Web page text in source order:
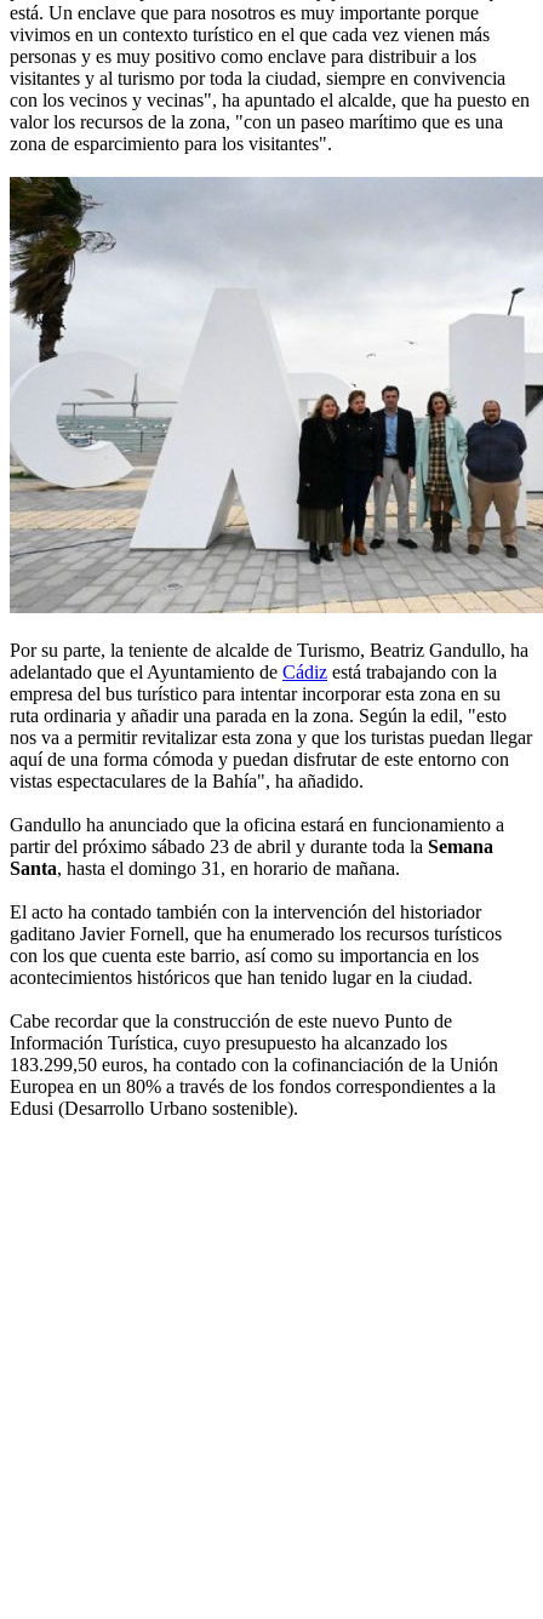
está. Un enclave que para nosotros es muy importante porque
vivimos en un contexto turístico en el que cada vez vienen más
personas y es muy positivo como enclave para distribuir a los
visitantes y al turismo por toda la ciudad, siempre en convivencia
con los vecinos y vecinas", ha apuntado el alcalde, que ha puesto en
valor los recursos de la zona, "con un paseo marítimo que es una
zona de esparcimiento para los visitantes".
Por su parte, la teniente de alcalde de Turismo, Beatriz Gandullo, ha
adelantado que el Ayuntamiento de Cádiz está trabajando con la
empresa del bus turístico para intentar incorporar esta zona en su
ruta ordinaria y añadir una parada en la zona. Según la edil, "esto
nos va a permitir revitalizar esta zona y que los turistas puedan llegar
aquí de una forma cómoda y puedan disfrutar de este entorno con
vistas espectaculares de la Bahía", ha añadido.
Gandullo ha anunciado que la oficina estará en funcionamiento a
partir del próximo sábado 23 de abril y durante toda la Semana
Santa, hasta el domingo 31, en horario de mañana.
El acto ha contado también con la intervención del historiador
gaditano Javier Fornell, que ha enumerado los recursos turísticos
con los que cuenta este barrio, así como su importancia en los
acontecimientos históricos que han tenido lugar en la ciudad.
Cabe recordar que la construcción de este nuevo Punto de
Información Turística, cuyo presupuesto ha alcanzado los
183.299,50 euros, ha contado con la cofinanciación de la Unión
Europea en un 80% a través de los fondos correspondientes a la
Edusi (Desarrollo Urbano sostenible).